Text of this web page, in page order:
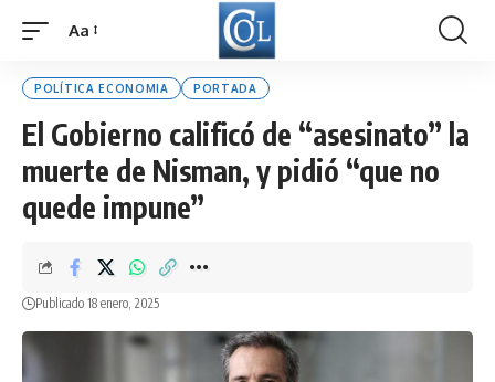
Font
Aa
POLÍTICA ECONOMIA PORTADA
El Gobierno calificó de “asesinato” la
muerte de Nisman, y pidió “que no
quede impune”
Publicado 18 enero, 2025